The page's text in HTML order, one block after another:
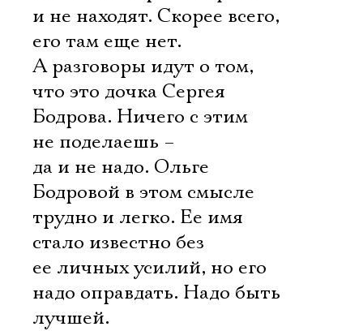
и не находят. Скорее всего,
его там еще нет.
А разговоры идут о том,
что это дочка Сергея
Бодрова. Ничего с этим
не поделаешь –
да и не надо. Ольге
Бодровой в этом смысле
трудно и легко. Ее имя
стало известно без
ее личных усилий, но его
надо оправдать. Надо быть
лучшей.